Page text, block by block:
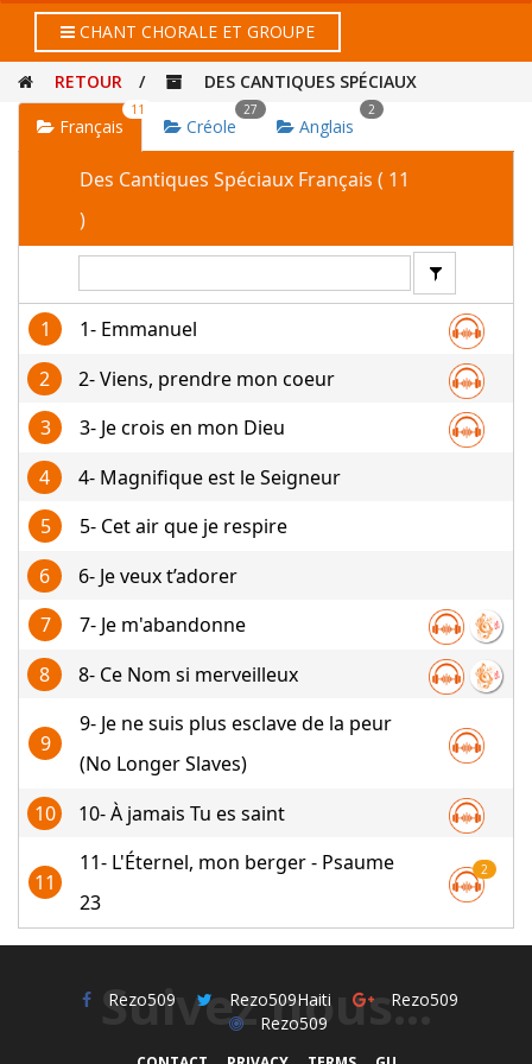
CHANT CHORALE ET GROUPE
RETOUR /
DES CANTIQUES SPÉCIAUX
Français
11
Créole
27
Anglais
2
Des Cantiques Spéciaux Français ( 11
)
1
1- Emmanuel
2
2- Viens, prendre mon coeur
3
3- Je crois en mon Dieu
4
4- Magnifique est le Seigneur
5
5- Cet air que je respire
6
6- Je veux t’adorer
7
7- Je m'abandonne
8
8- Ce Nom si merveilleux
9
9- Je ne suis plus esclave de la peur
(No Longer Slaves)
10
10- À jamais Tu es saint
11
11- L'Éternel, mon berger - Psaume
23
2
Suivez nous...
Rezo509 Rezo509Haiti
Rezo509
Rezo509